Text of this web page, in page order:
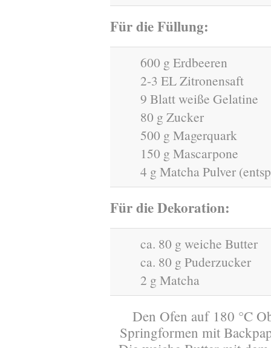
Für die Füllung:
600 g Erdbeeren
2-3 EL Zitronensaft
9 Blatt weiße Gelatine
80 g Zucker
500 g Magerquark
150 g Mascarpone
4 g Matcha Pulver
Für die Dekoration:
ca. 80 g weiche Butter
ca. 80 g Puderzucker
2 g Matcha
Den Ofen auf 180 °C
Springformen mit